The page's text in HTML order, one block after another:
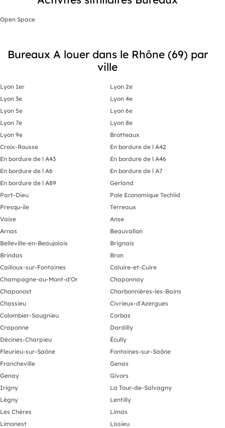
Open Space
Bureaux A louer dans le Rhône (69) par
ville
Lyon 1er
Lyon 2e
Lyon 3e
Lyon 4e
Lyon 5e
Lyon 6e
Lyon 7e
Lyon 8e
Lyon 9e
Brotteaux
Croix-Rousse
En bordure de l A42
En bordure de l A43
En bordure de l A46
En bordure de l A6
En bordure de l A7
En bordure de l A89
Gerland
Part-Dieu
Pole Economique Techlid
Presqu-ile
Terreaux
Vaise
Anse
Arnas
Beauvallon
Belleville-en-Beaujolais
Brignais
Brindas
Bron
Cailloux-sur-Fontaines
Caluire-et-Cuire
Champagne-au-Mont-d'Or
Chaponnay
Chaponost
Charbonnières-les-Bains
Chassieu
Civrieux-d'Azergues
Colombier-Saugnieu
Corbas
Craponne
Dardilly
Décines-Charpieu
Écully
Fleurieu-sur-Saône
Fontaines-sur-Saône
Francheville
Genas
Genay
Givors
Irigny
La Tour-de-Salvagny
Légny
Lentilly
Les Chères
Limas
Limonest
Lissieu